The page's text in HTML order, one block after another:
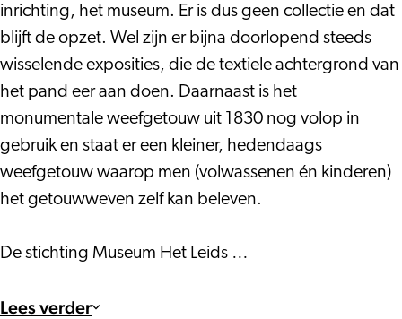
inrichting, het museum. Er is dus geen collectie en dat
blijft de opzet. Wel zijn er bijna doorlopend steeds
wisselende exposities, die de textiele achtergrond van
het pand eer aan doen. Daarnaast is het
monumentale weefgetouw uit 1830 nog volop in
gebruik en staat er een kleiner, hedendaags
weefgetouw waarop men (volwassenen én kinderen)
het getouwweven zelf kan beleven.
De stichting Museum Het Leids …
Lees verder